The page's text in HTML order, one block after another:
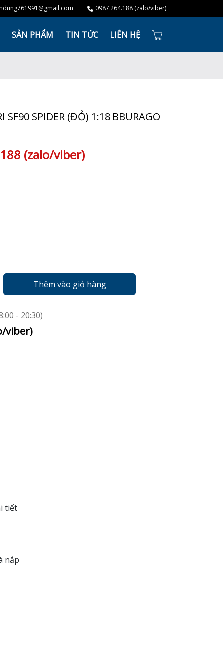
0987.264.188 (zalo/viber)
SẢN PHẨM TIN TỨC LIÊN HỆ
SF90 SPIDER (ĐỎ) 1:18 BBURAGO
(zalo/viber)
Thêm vào giỏ hàng
- 20:30)
viber)
tiết
nắp